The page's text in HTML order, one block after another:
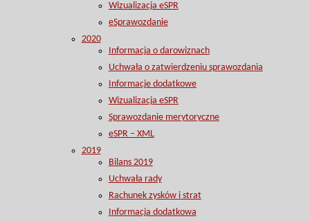
Wizualizacja eSPR
eSprawozdanie
2020
Informacja o darowiznach
Uchwała o zatwierdzeniu sprawozdania
Informacje dodatkowe
Wizualizacja eSPR
Sprawozdanie merytoryczne
eSPR – XML
2019
Bilans 2019
Uchwała rady
Rachunek zysków i strat
Informacja dodatkowa